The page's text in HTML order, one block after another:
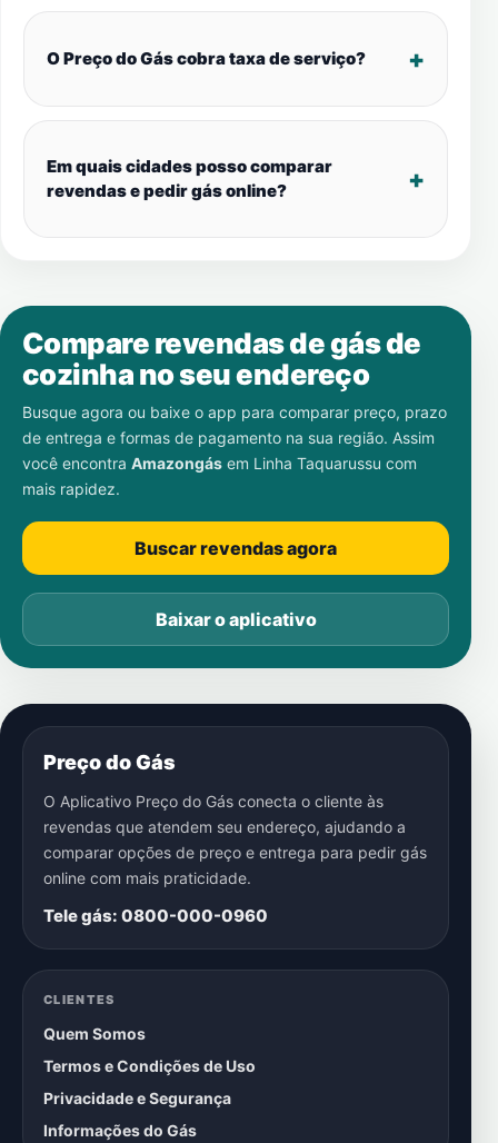
O Preço do Gás cobra taxa de serviço?
Em quais cidades posso comparar
revendas e pedir gás online?
Compare revendas de gás de
cozinha no seu endereço
Busque agora ou baixe o app para comparar preço, prazo
de entrega e formas de pagamento na sua região. Assim
você encontra Amazongás em Linha Taquarussu com
mais rapidez.
Buscar revendas agora
Baixar o aplicativo
Preço do Gás
O Aplicativo Preço do Gás conecta o cliente às
revendas que atendem seu endereço, ajudando a
comparar opções de preço e entrega para pedir gás
online com mais praticidade.
Tele gás: 0800-000-0960
CLIENTES
Quem Somos
Termos e Condições de Uso
Privacidade e Segurança
Informações do Gás